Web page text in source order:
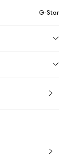
G-Star